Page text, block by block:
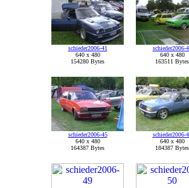
schieder2006-41
640 x 480
154280 Bytes
schieder2006-
640 x 480
163511 Bytes
schieder2006-45
640 x 480
164387 Bytes
schieder2006-
640 x 480
184387 Bytes